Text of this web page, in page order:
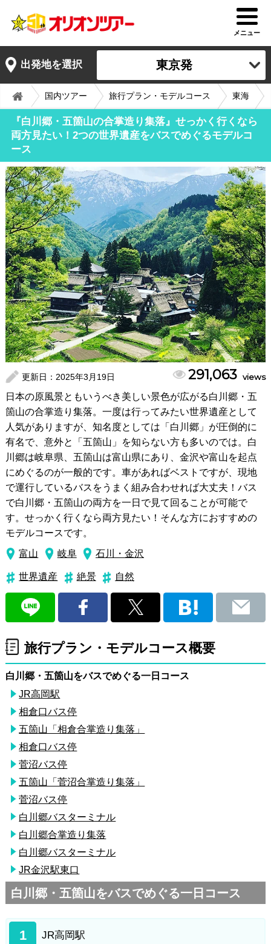
メニュー
出発地を選択 東京発
国内ツアー 旅行プラン・モデルコース 東海
『白川郷・五箇山の合掌造り集落』せっかく行くなら
両方見たい！2つの世界遺産をバスでめぐるモデルコ
ース
更新日： 2025年3月19日 291,063 views
日本の原風景ともいうべき美しい景色が広がる白川郷・五
箇山の合掌造り集落。一度は行ってみたい世界遺産として
人気がありますが、知名度としては「白川郷」が圧倒的に
有名で、意外と「五箇山」を知らない方も多いのでは。白
川郷は岐阜県、五箇山は富山県にあり、金沢や富山を起点
にめぐるのが一般的です。車があればベストですが、現地
で運行しているバスをうまく組み合わせれば大丈夫！バス
で白川郷・五箇山の両方を一日で見て回ることが可能で
す。せっかく行くなら両方見たい！そんな方におすすめの
モデルコースです。
富山
岐阜 石川・金沢
世界遺産 絶景 自然
旅行プラン・モデルコース概要
白川郷・五箇山をバスでめぐる一日コース
JR高岡駅
相倉口バス停
五箇山「相倉合掌造り集落」
相倉口バス停
菅沼バス停
五箇山「菅沼合掌造り集落」
菅沼バス停
白川郷バスターミナル
白川郷合掌造り集落
白川郷バスターミナル
JR金沢駅東口
白川郷・五箇山をバスでめぐる一日コース
1 JR高岡駅